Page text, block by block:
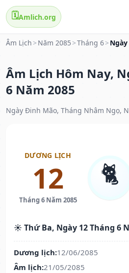
🗓️Amlich.org
Âm Lịch > Năm 2085 >Tháng 6> Ngày
Âm Lịch Hôm Nay,
6 Năm 2085
Ngày Đinh Mão, Tháng Nhâm Ngọ,
DƯƠNG LỊCH
12
Tháng 6 Năm 2085
🐈
☀️ Thứ Ba, Ngày 12 Tháng 6
Dương lịch:12/06/2085
Âm lịch:21/05/2085